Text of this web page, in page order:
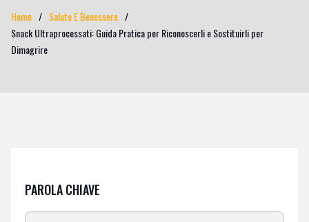
Home
Salute E Benessere
Snack Ultraprocessati: Guida Pratica per Riconoscerli e Sostituirli per
Dimagrire
PAROLA CHIAVE